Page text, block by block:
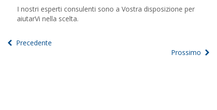
I nostri esperti consulenti sono a Vostra disposizione per
aiutarVi nella scelta.
Precedente
Prossimo